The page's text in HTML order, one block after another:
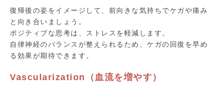
復帰後の姿をイメージして、前向きな気持ちでケガや痛み
と向き合いましょう。
ポジティブな思考は、ストレスを軽減します。
自律神経のバランスが整えられるため、ケガの回復を早め
る効果が期待できます。
Vascularization（血流を増やす）